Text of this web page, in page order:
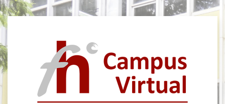
Salta al contenido principal
Iniciar sesión en